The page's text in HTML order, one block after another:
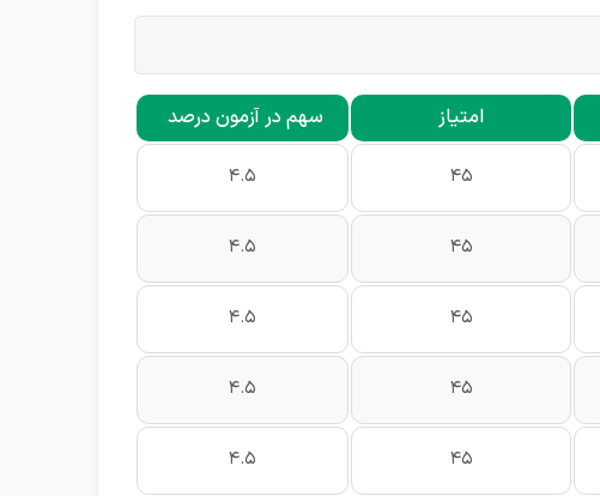
امتیاز سهم در آزمون درصد
45
4.5
45
4.5
45
4.5
45
4.5
45
4.5